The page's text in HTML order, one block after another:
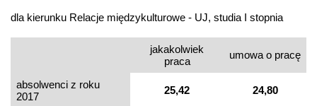
dla kierunku Relacje międzykulturowe - UJ, studia I stopnia
jakakolwiek
praca
umowa o pracę
absolwenci z roku
2017
25,42 24,80